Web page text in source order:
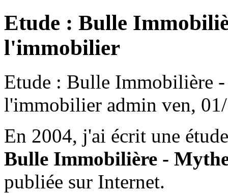
Etude : Bulle
l'immobilier
Etude : Bulle Immobilière
l'immobilier admin ven,
En 2004, j'ai écrit une
Bulle Immobilière -
publiée sur Internet.